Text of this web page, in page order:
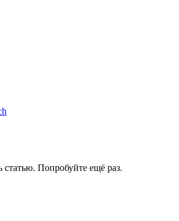
статью. Попробуйте ещё раз.